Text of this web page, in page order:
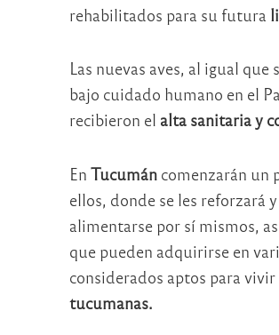
rehabilitados para su futura
Las nuevas aves, al igual
bajo cuidado humano en el
recibieron el alta sanitaria y
En Tucumáncomenzarán un
ellos, donde se les reforzará
alimentarse por sí mismos,
que pueden adquirirse en
considerados aptos para
tucumanas.